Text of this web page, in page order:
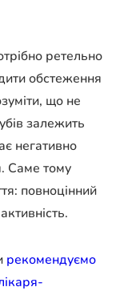
ретельно
обстеження
що не
залежить
негативно
Саме тому
повноцінний
рекомендуємо